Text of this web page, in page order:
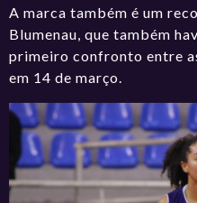
A marca também é um
Blumenau, que também
primeiro confronto entre
em 14 de março.